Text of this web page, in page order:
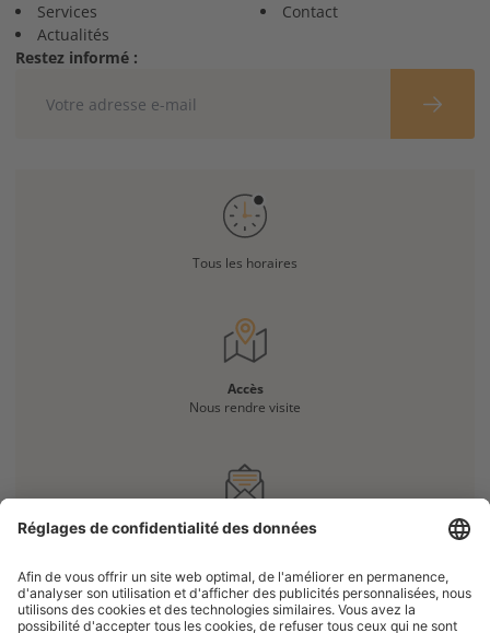
Services
Actualités
Contact
Restez informé :
Tous les horaires
Accès
Nous rendre visite
Vous avez une question ?